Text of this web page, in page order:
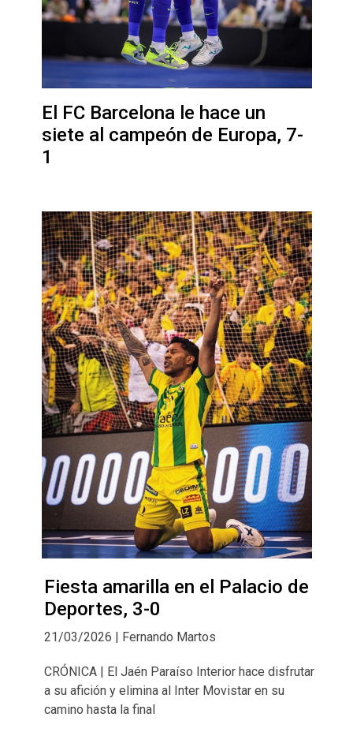
El FC Barcelona le hace un
siete al campeón de Europa, 7-
1
Fiesta amarilla en el Palacio de
Deportes, 3-0
21/03/2026 | Fernando Martos
CRÓNICA | El Jaén Paraíso Interior hace disfrutar
a su afición y elimina al Inter Movistar en su
camino hasta la final